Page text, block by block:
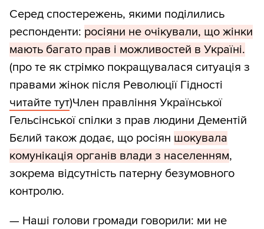
Серед спостережень, якими поділились
респонденти: росіяни не очікували, що жінки
мають багато прав і можливостей в Україні.
(про те як стрімко покращувалася ситуація з
правами жінок після Революції Гідності
читайте тут)Член правління Української
Гельсінської спілки з прав людини Дементій
Бєлий також додає, що росіян шокувала
комунікація органів влади з населенням,
зокрема відсутність патерну безумовного
контролю.
— Наші голови громади говорили: ми не